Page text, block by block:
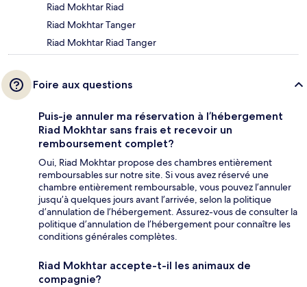
Riad Mokhtar Riad
Riad Mokhtar Tanger
Riad Mokhtar Riad Tanger
Foire aux questions
Puis-je annuler ma réservation à l’hébergement
Riad Mokhtar sans frais et recevoir un
remboursement complet?
Oui, Riad Mokhtar propose des chambres entièrement
remboursables sur notre site. Si vous avez réservé une
chambre entièrement remboursable, vous pouvez l’annuler
jusqu’à quelques jours avant l’arrivée, selon la politique
d’annulation de l’hébergement. Assurez-vous de consulter la
politique d’annulation de l’hébergement pour connaître les
conditions générales complètes.
Riad Mokhtar accepte-t-il les animaux de
compagnie?